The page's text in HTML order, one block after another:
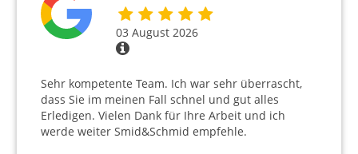
03 August 2026
Sehr kompetente Team. Ich war sehr überrascht,
dass Sie im meinen Fall schnel und gut alles
Erledigen. Vielen Dank für Ihre Arbeit und ich
werde weiter Smid&Schmid empfehle.